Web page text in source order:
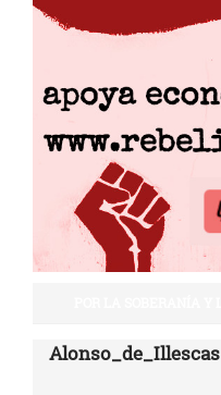
Alonso_de_Illescas